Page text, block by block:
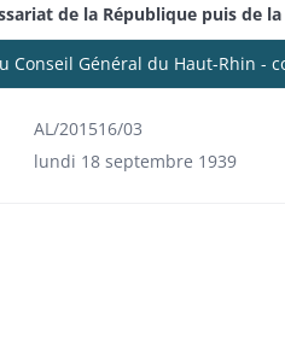
de la République puis de
Conseil Général du Haut-Rhin -
AL/201516/03
lundi 18 septembre 1939